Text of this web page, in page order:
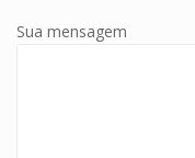
Sua mensagem